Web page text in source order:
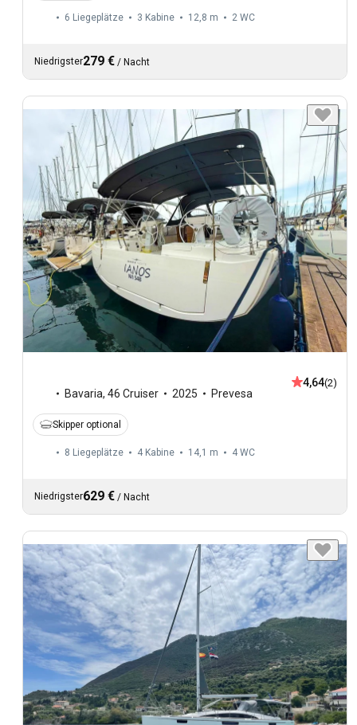
6 Liegeplätze 3 Kabine 12,8 m 2 WC
Niedrigster279 € / Nacht
Bavaria, 46 Cruiser 2025 Prevesa
4,64(2)
Skipper optional
8 Liegeplätze 4 Kabine 14,1 m 4 WC
Niedrigster629 € / Nacht